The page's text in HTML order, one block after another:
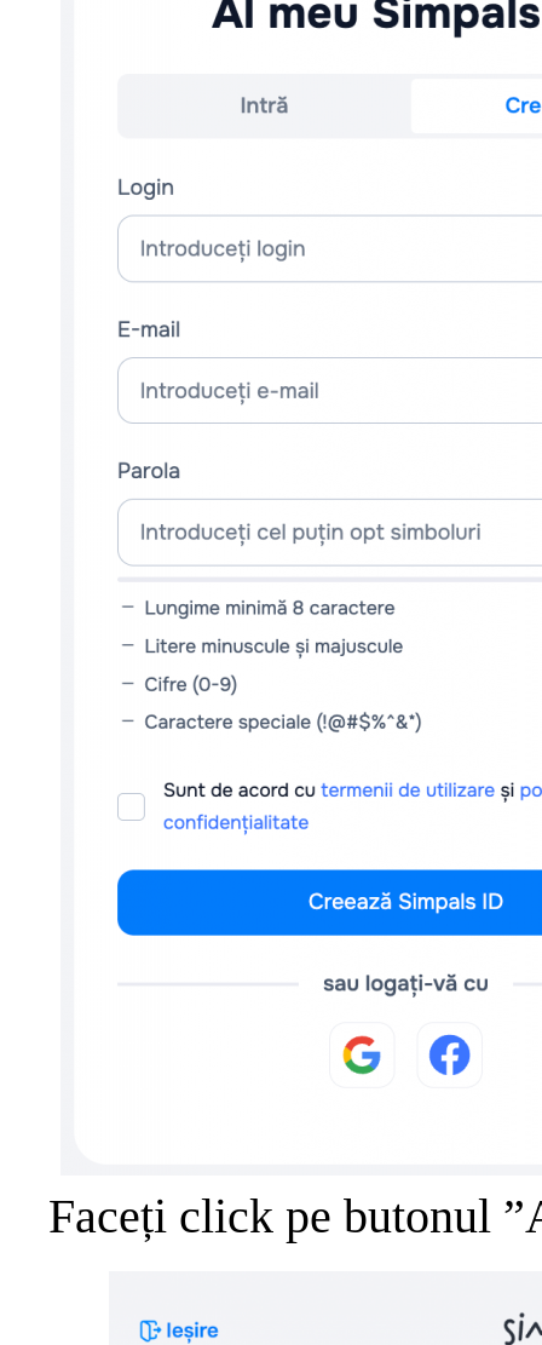
Faceți click pe butonul